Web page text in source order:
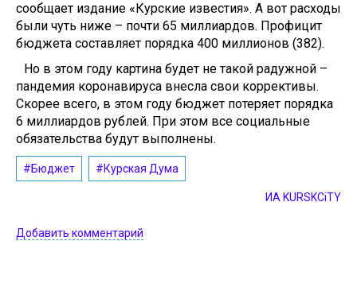
сообщает издание «Курские известия». А вот расходы
были чуть ниже – почти 65 миллиардов. Профицит
бюджета составляет порядка 400 миллионов (382).
Но в этом году картина будет не такой радужной –
пандемия коронавируса внесла свои коррективы.
Скорее всего, в этом году бюджет потеряет порядка
6 миллиардов рублей. При этом все социальные
обязательства будут выполнены.
#Бюджет #Курская Дума
ИА KURSKCiTY
Добавить комментарий